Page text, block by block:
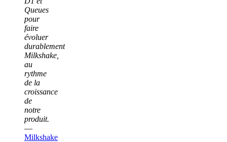
Queues
pour
faire
évoluer
durablement
Milkshake,
au
rythme
de la
croissance
de
notre
produit.
—
Milkshake